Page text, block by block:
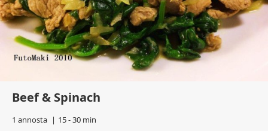
Beef & Spinach
1 annosta 15 - 30 min